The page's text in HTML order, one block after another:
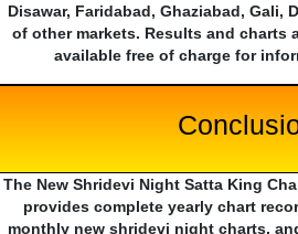
Disawar, Faridabad, Ghaziabad, Gali,
of other markets. Results and charts
available free of charge for
The New Shridevi Night Satta King
provides complete yearly chart
monthly new shridevi night charts,